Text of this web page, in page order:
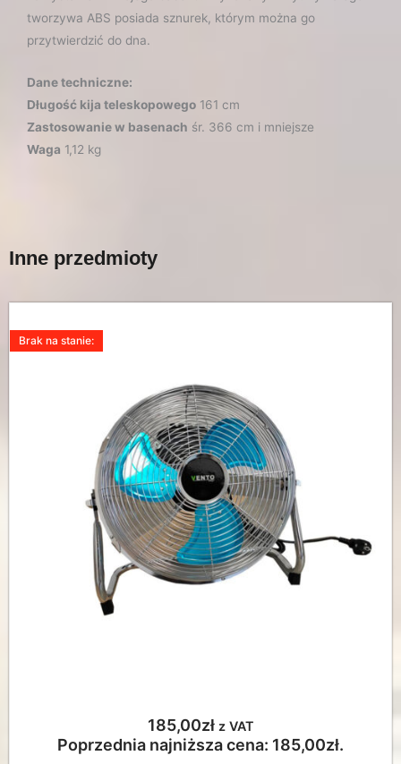
tworzywa ABS posiada sznurek, którym można go
przytwierdzić do dna.
Dane techniczne:
Długość kija teleskopowego 161 cm
Zastosowanie w basenach śr. 366 cm i mniejsze
Waga 1,12 kg
Inne przedmioty
Brak na stanie:
185,00zł z VAT
Poprzednia najniższa cena: 185,00zł.